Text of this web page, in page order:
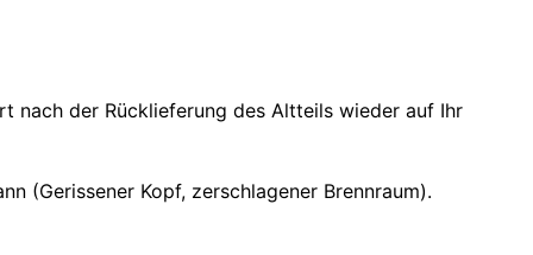
nach der Rücklieferung des Altteils wieder auf Ihr
(Gerissener Kopf, zerschlagener Brennraum).